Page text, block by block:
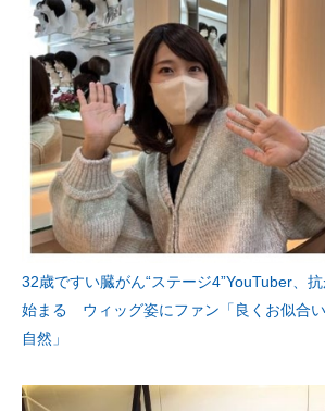
32歳ですい臓がん“ステージ4”YouTuber、
始まる ウィッグ姿にファン「良くお似合
自然」